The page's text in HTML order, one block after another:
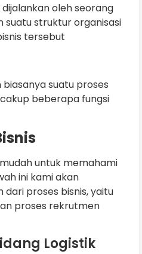
oleh seorang
suatu struktur organisasi
tersebut
suatu proses
beberapa fungsi
untuk memahami
ini kami akan
proses bisnis, yaitu
proses rekrutmen
Logistik